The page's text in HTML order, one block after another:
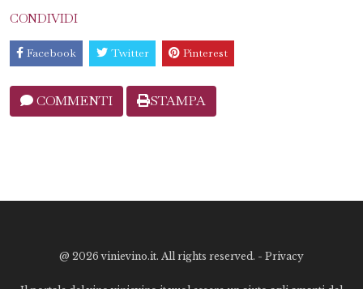
CONDIVIDI
Facebook Twitter Pinterest
COMMENTI STAMPA
@ 2026 vinievino.it. All rights reserved. - Privacy